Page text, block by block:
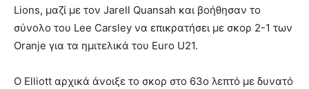
Lions, μαζί με τον Jarell Quansah και βοήθησαν το
σύνολο του Lee Carsley να επικρατήσει με σκορ 2-1 των
Oranje για τα ημιτελικά του Euro U21.
Ο Elliott αρχικά άνοιξε το σκορ στο 63ο λεπτό με δυνατό